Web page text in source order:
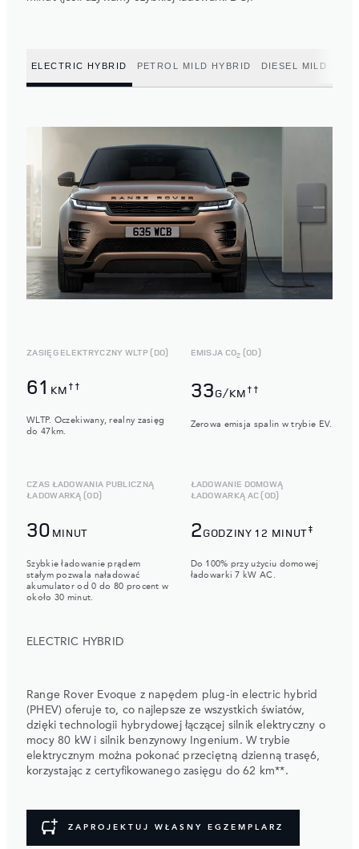
ELECTRIC HYBRID PETROL MILD HYBRID DIESEL MILD
ZASIĘG ELEKTRYCZNY WLTP (DO)
61 KM ††
WLTP. Oczekiwany, realny zasięg
do 47km.
EMISJA CO2 (OD)
33G/KM ††
Zerowa emisja spalin w trybie EV.
CZAS ŁADOWANIA PUBLICZNĄ
ŁADOWARKĄ (OD)
30 MINUT
Szybkie ładowanie prądem
stałym pozwala naładować
akumulator od 0 do 80 procent w
około 30 minut.
ŁADOWANIE DOMOWĄ
ŁADOWARKĄ AC (OD)
2GODZINY 12 MINUT‡
Do 100% przy użyciu domowej
ładowarki 7 kW AC.
ELECTRIC HYBRID
Range Rover Evoque z napędem plug-in electric hybrid
(PHEV) oferuje to, co najlepsze ze wszystkich światów,
dzięki technologii hybrydowej łączącej silnik elektryczny o
mocy 80 kW i silnik benzynowy Ingenium. W trybie
elektrycznym można pokonać przeciętną dzienną trasę6,
korzystając z certyfikowanego zasięgu do 62 km**.
ZAPROJEKTUJ WŁASNY EGZEMPLARZ